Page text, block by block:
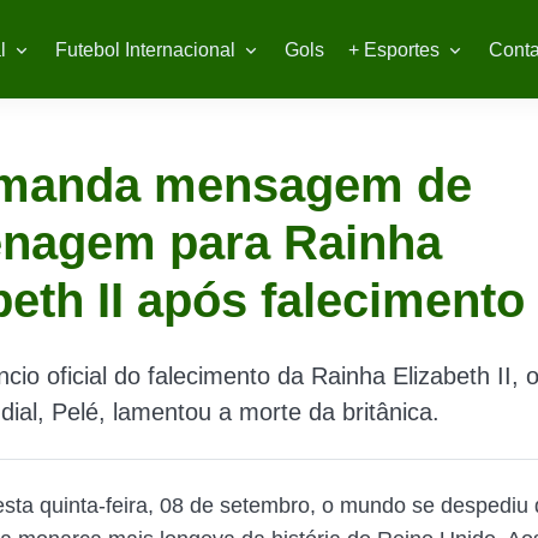
Futebol Internacional Gols + Esportes
mensagem de
para Rainha
II após falecimento
oficial do falecimento da Rainha Elizabeth II,
Pelé, lamentou a morte da britânica.
quinta-feira, 08 de setembro, o mundo se